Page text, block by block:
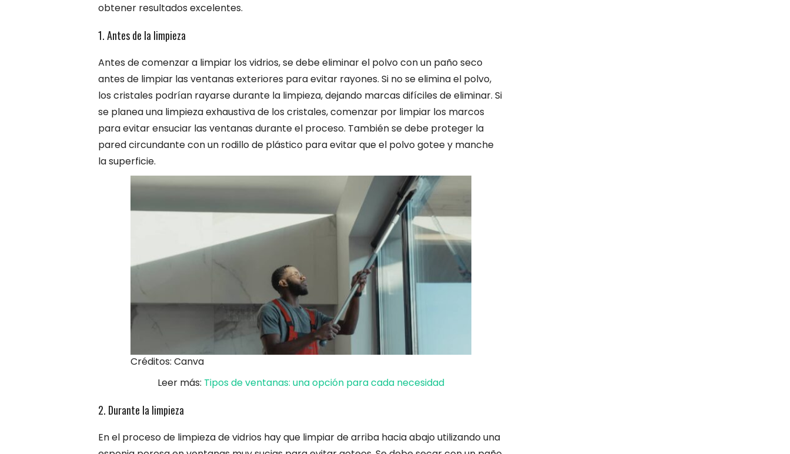
obtener resultados excelentes.
1. Antes de la limpieza
Antes de comenzar a limpiar los vidrios, se debe eliminar el polvo con un paño seco
antes de limpiar las ventanas exteriores para evitar rayones. Si no se elimina el polvo,
los cristales podrían rayarse durante la limpieza, dejando marcas difíciles de eliminar. Si
se planea una limpieza exhaustiva de los cristales, comenzar por limpiar los marcos
para evitar ensuciar las ventanas durante el proceso. También se debe proteger la
pared circundante con un rodillo de plástico para evitar que el polvo gotee y manche
la superficie.
Créditos: Canva
Leer más: Tipos de ventanas: una opción para cada necesidad
2. Durante la limpieza
En el proceso de limpieza de vidrios hay que limpiar de arriba hacia abajo utilizando una